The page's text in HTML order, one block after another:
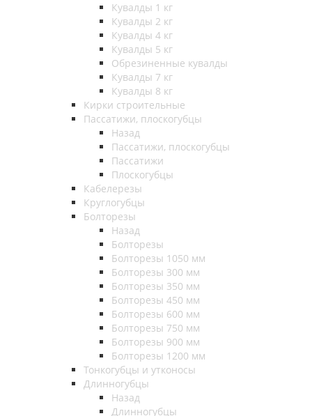
Кувалды 1 кг
Кувалды 2 кг
Кувалды 4 кг
Кувалды 5 кг
Обрезиненные кувалды
Кувалды 7 кг
Кувалды 8 кг
Кирки строительные
Пассатижи, плоскогубцы
Назад
Пассатижи, плоскогубцы
Пассатижи
Плоскогубцы
Кабелерезы
Круглогубцы
Болторезы
Назад
Болторезы
Болторезы 1050 мм
Болторезы 300 мм
Болторезы 350 мм
Болторезы 450 мм
Болторезы 600 мм
Болторезы 750 мм
Болторезы 900 мм
Болторезы 1200 мм
Тонкогубцы и утконосы
Длинногубцы
Назад
Длинногубцы